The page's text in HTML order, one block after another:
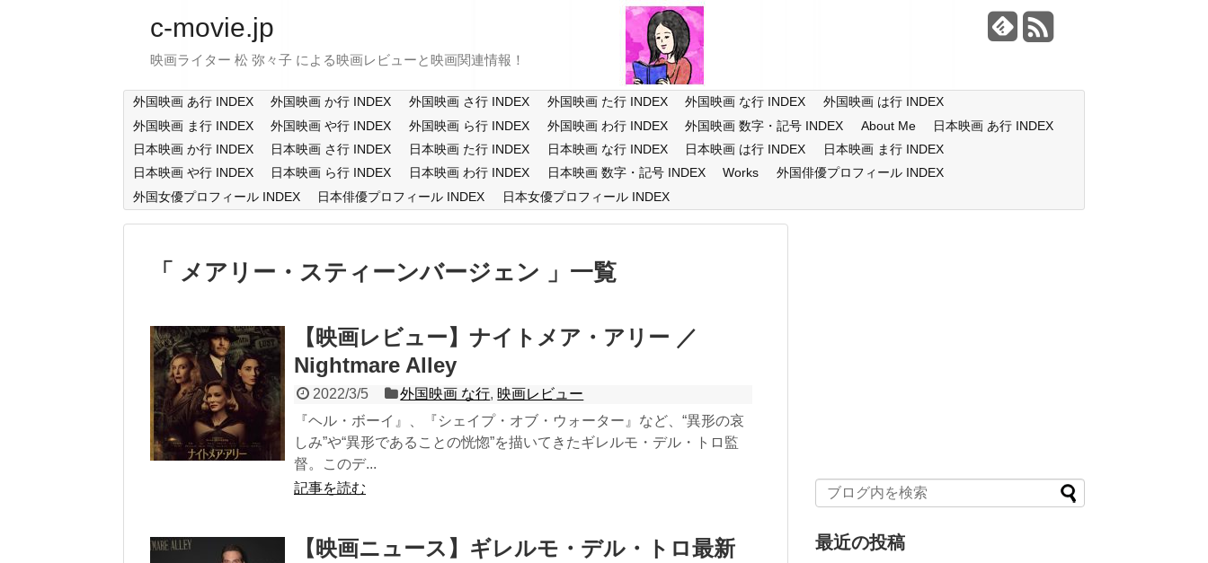
c-movie.jp
映画ライター 松 弥々子 による映画レビューと映画関連情報！
外国映画 あ行 INDEX 外国映画 か行 INDEX 外国映画 さ行 INDEX 外国映画 た行 INDEX 外国映画 な行 INDEX
外国映画 は行 INDEX
外国映画 ま行 INDEX
外国映画 や行 INDEX 外国映画 ら行 INDEX 外国映画 わ行 INDEX 外国映画 数字・記号 INDEX About Me
日本映画 あ行 INDEX
日本映画 か行 INDEX
日本映画 さ行 INDEX 日本映画 た行 INDEX 日本映画 な行 INDEX 日本映画 は行 INDEX
日本映画 ま行 INDEX
日本映画 や行 INDEX
日本映画 ら行 INDEX 日本映画 わ行 INDEX 日本映画 数字・記号 INDEX Works
外国俳優プロフィール INDEX
外国女優プロフィール INDEX
日本俳優プロフィール INDEX 日本女優プロフィール INDEX
メアリー・スティーンバージェン 一覧
【映画レビュー】ナイトメア・アリー ／
Nightmare Alley
2022/3/5 外国映画 な行, 映画レビュー
『ヘル・ボーイ』、『シェイプ・オブ・ウォーター』など、“異形の哀
しみ”や“異形であることの恍惚”を描いてきたギレルモ・デル・トロ監
督。このデ...
記事を読む
【映画ニュース】ギレルモ・デル・トロ最新
最近の投稿